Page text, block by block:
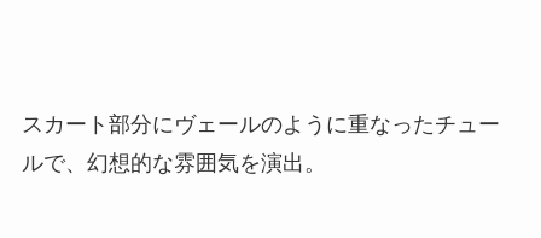
スカート部分にヴェールのように重なったチュー
ルで、幻想的な雰囲気を演出。